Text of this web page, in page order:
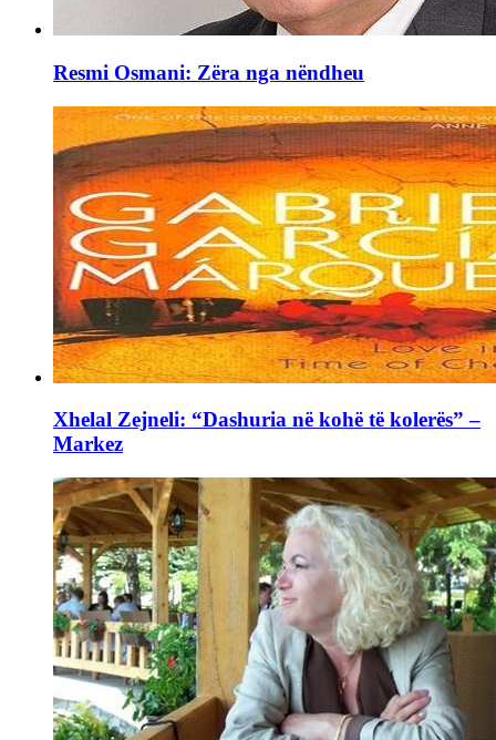
Resmi Osmani: Zëra nga nëndheu
Xhelal Zejneli: “Dashuria në kohë të kolerës” –
Markez